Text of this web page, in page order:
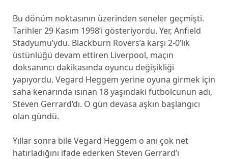
Bu dönüm noktasının üzerinden seneler geçmişti.
Tarihler 29 Kasım 1998’i gösteriyordu. Yer, Anfield
Stadyumu’ydu. Blackburn Rovers’a karşı 2-0’lık
üstünlüğü devam ettiren Liverpool, maçın
doksanıncı dakikasında oyuncu değişikliği
yapıyordu. Vegard Heggem yerine oyuna girmek için
saha kenarında ısınan 18 yaşındaki futbolcunun adı,
Steven Gerrard’dı. O gün devasa aşkın başlangıcı
olan gündü.
Yıllar sonra bile Vegard Heggem o anı çok net
hatırladığını ifade ederken Steven Gerrard’ı